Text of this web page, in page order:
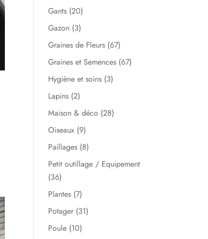
Gants (20)
Gazon (3)
Graines de Fleurs (67)
Graines et Semences (67)
Hygiène et soins (3)
Lapins (2)
Maison & déco (28)
Oiseaux (9)
Paillages (8)
Petit outillage / Equipement
(36)
Plantes (7)
Potager (31)
Poule (10)